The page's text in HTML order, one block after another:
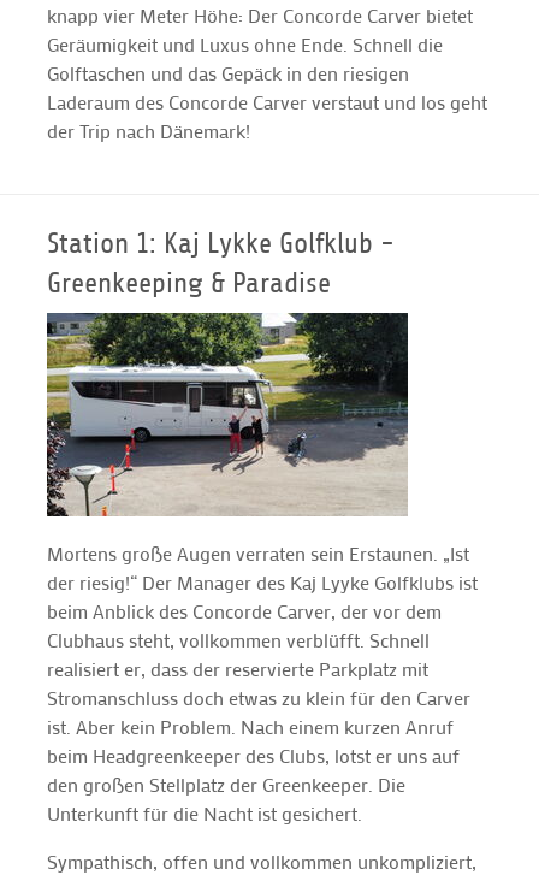
knapp vier Meter Höhe: Der Concorde Carver bietet
Geräumigkeit und Luxus ohne Ende. Schnell die
Golftaschen und das Gepäck in den riesigen
Laderaum des Concorde Carver verstaut und los geht
der Trip nach Dänemark!
Station 1: Kaj Lykke Golfklub -
Greenkeeping & Paradise
Mortens große Augen verraten sein Erstaunen. „Ist
der riesig!“ Der Manager des Kaj Lyyke Golfklubs ist
beim Anblick des Concorde Carver, der vor dem
Clubhaus steht, vollkommen verblüfft. Schnell
realisiert er, dass der reservierte Parkplatz mit
Stromanschluss doch etwas zu klein für den Carver
ist. Aber kein Problem. Nach einem kurzen Anruf
beim Headgreenkeeper des Clubs, lotst er uns auf
den großen Stellplatz der Greenkeeper. Die
Unterkunft für die Nacht ist gesichert.
Sympathisch, offen und vollkommen unkompliziert,